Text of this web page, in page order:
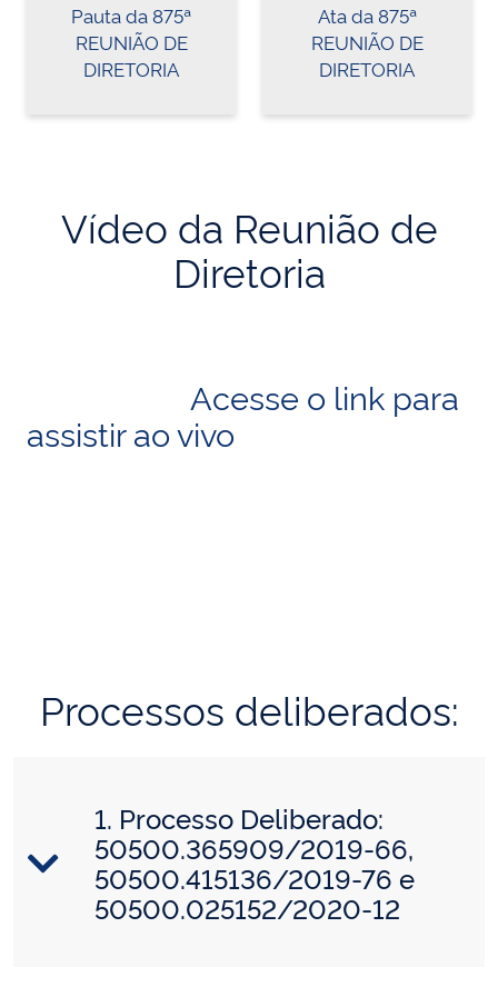
Pauta da 875ª
REUNIÃO DE
DIRETORIA
Ata da 875ª
REUNIÃO DE
DIRETORIA
Vídeo da Reunião de
Diretoria
Acesse o link para
assistir ao vivo
Processos deliberados:
1. Processo Deliberado:
50500.365909/2019-66,
50500.415136/2019-76 e
50500.025152/2020-12